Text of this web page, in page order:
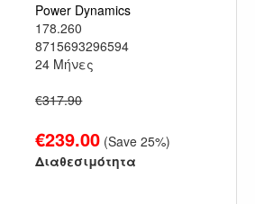
Power Dynamics
178.260
8715693296594
24 Μήνες
€317.90
€239.00 (Save25%)
Διαθεσιμότητα